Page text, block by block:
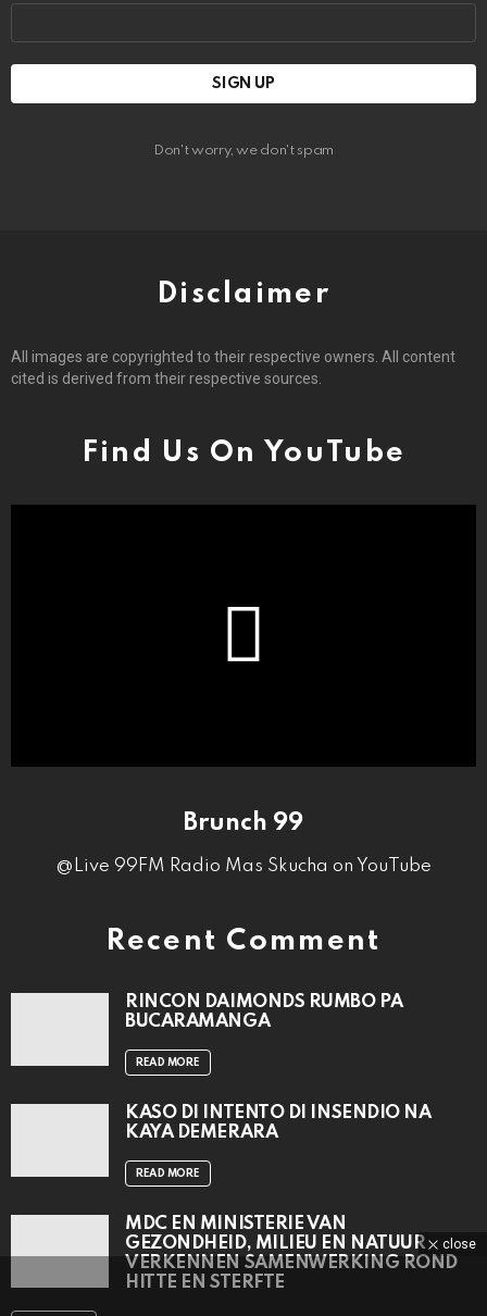
Don't worry, we don't spam
Disclaimer
All images are copyrighted to their respective owners. All content
cited is derived from their respective sources.
Find Us On YouTube
Brunch 99
@Live 99FM Radio Mas Skucha on YouTube
Recent Comment
RINCON DAIMONDS RUMBO PA
BUCARAMANGA
READ MORE
KASO DI INTENTO DI INSENDIO NA
KAYA DEMERARA
READ MORE
MDC EN MINISTERIE VAN
GEZONDHEID, MILIEU EN NATUUR
VERKENNEN SAMENWERKING ROND
HITTE EN STERFTE
close